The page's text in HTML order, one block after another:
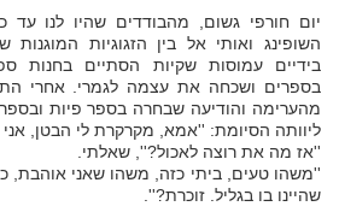
יום חורפי גשום, מהבודדים שהיו לנו
השופינג ואותי אל בין הזגוגיות המוגנות
בידיים עמוסות שקיות הסתיים בחנות
בספרים ושכחה את עצמה לגמרי. אחרי
מהערימה והודיעה שבחרה בספר פיות
ליוותה הסיומת: ''אמא, מקרקרת לי הבטן,
''אז מה את רוצה לאכול?'', שאלתי.
''משהו טעים, ביתי כזה, משהו שאני אוהבת,
שהיינו בו בגליל. זוכרת?''.